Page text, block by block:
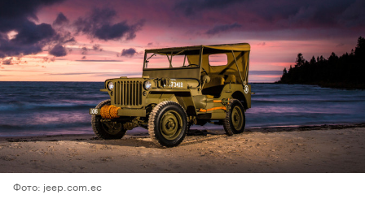
Фото: jeep.com.ec